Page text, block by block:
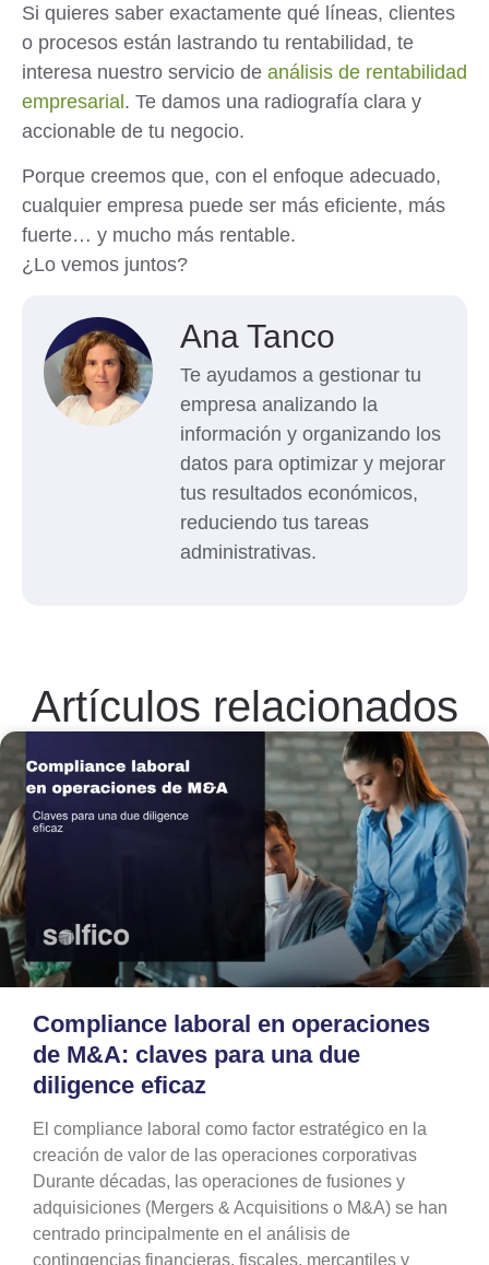
Si quieres saber exactamente qué líneas, clientes
o procesos están lastrando tu rentabilidad, te
interesa nuestro servicio de análisis de rentabilidad
empresarial. Te damos una radiografía clara y
accionable de tu negocio.
Porque creemos que, con el enfoque adecuado,
cualquier empresa puede ser más eficiente, más
fuerte… y mucho más rentable.
¿Lo vemos juntos?
Ana Tanco
Te ayudamos a gestionar tu
empresa analizando la
información y organizando los
datos para optimizar y mejorar
tus resultados económicos,
reduciendo tus tareas
administrativas.
Artículos relacionados
Compliance laboral en operaciones
de M&A: claves para una due
diligence eficaz
El compliance laboral como factor estratégico en la
creación de valor de las operaciones corporativas
Durante décadas, las operaciones de fusiones y
adquisiciones (Mergers & Acquisitions o M&A) se han
centrado principalmente en el análisis de
contingencias financieras, fiscales, mercantiles y